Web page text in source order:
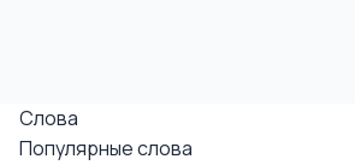
Слова
Популярные слова